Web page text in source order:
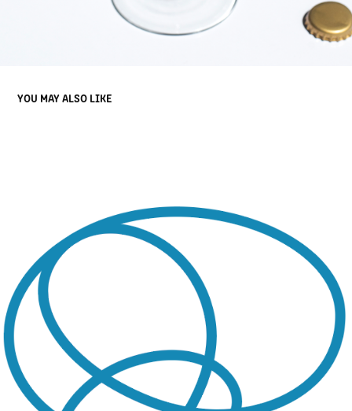
YOU MAY ALSO LIKE
TALLER DE NEURODESARROLLO - IDENTIDAD GRÁFICA
2016